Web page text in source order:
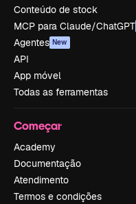
Conteúdo de stock
MCP para Claude/ChatGPT
Agentes New
API
App móvel
Todas as ferramentas
Começar
Academy
Documentação
Atendimento
Termos e condições